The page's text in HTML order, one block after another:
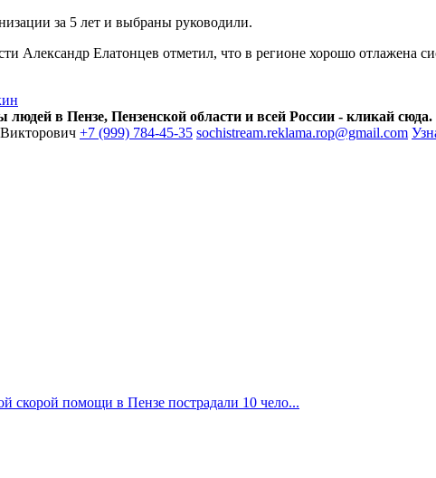
за 5 лет и выбраны руководили.
Александр Елатонцев отметил, что в регионе хорошо отлажена
в Пензе, Пензенской области и всей России - кликай сюда.
+7 (999) 784-45-35 sochistream.reklama.rop@gmail.com
помощи в Пензе пострадали 10 чело...